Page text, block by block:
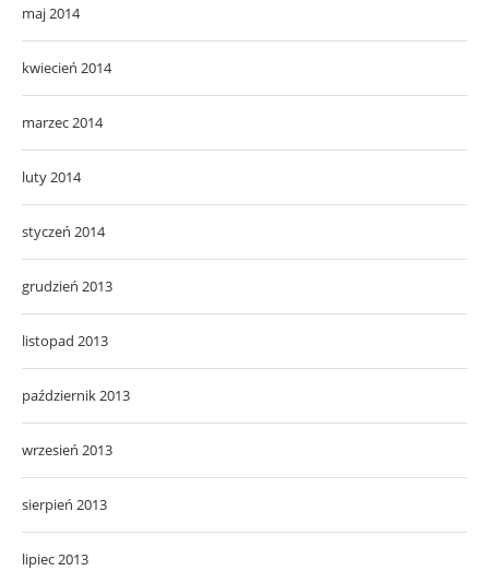
maj 2014
kwiecień 2014
marzec 2014
luty 2014
styczeń 2014
grudzień 2013
listopad 2013
październik 2013
wrzesień 2013
sierpień 2013
lipiec 2013